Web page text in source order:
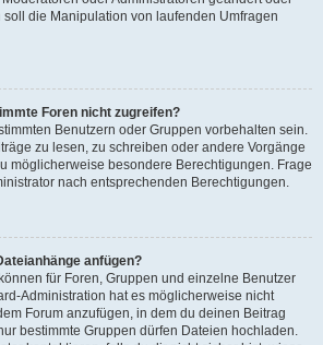
die Manipulation von laufenden Umfragen
Foren nicht zugreifen?
Benutzern oder Gruppen vorbehalten sein.
zu lesen, zu schreiben oder andere Vorgänge
möglicherweise besondere Berechtigungen. Frage
nach entsprechenden Berechtigungen.
anfügen?
für Foren, Gruppen und einzelne Benutzer
Administration hat es möglicherweise nicht
Forum anzufügen, in dem du deinen Beitrag
bestimmte Gruppen dürfen Dateien hochladen.